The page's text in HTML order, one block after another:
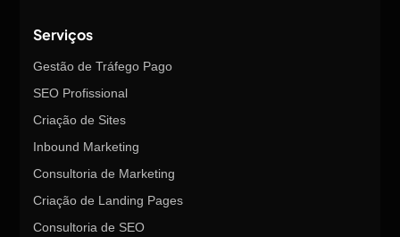
Serviços
Gestão de Tráfego Pago
SEO Profissional
Criação de Sites
Inbound Marketing
Consultoria de Marketing
Criação de Landing Pages
Consultoria de SEO